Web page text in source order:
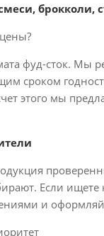
брокколи,
фуд-сток. Мы
сроком
этого мы
Если
и